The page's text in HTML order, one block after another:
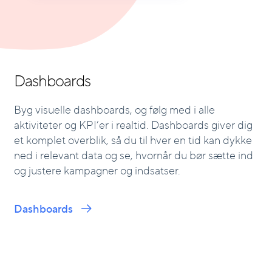
Dashboards
Byg visuelle dashboards, og følg med i alle
aktiviteter og KPI’er i realtid. Dashboards giver dig
et komplet overblik, så du til hver en tid kan dykke
ned i relevant data og se, hvornår du bør sætte ind
og justere kampagner og indsatser.
Dashboards